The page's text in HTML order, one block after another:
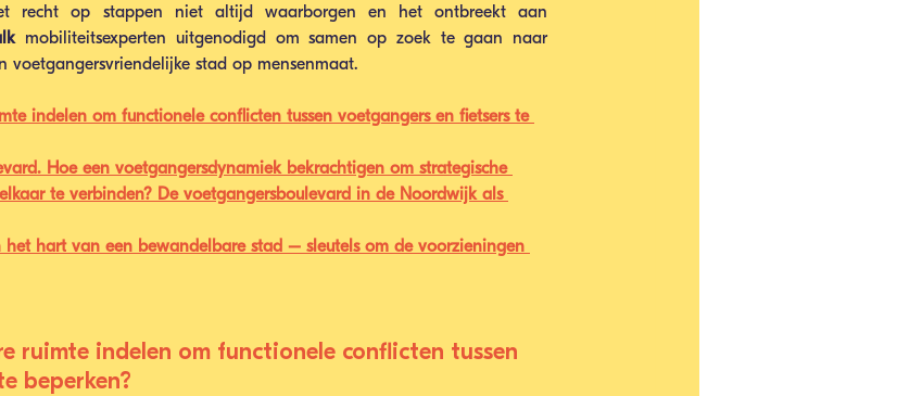
recht op stappen niet altijd waarborgen en het ontbreekt aan
mobiliteitsexperten uitgenodigd om samen op zoek te gaan naar
voetgangersvriendelijke stad op mensenmaat.
indelen om functionele conflicten tussen voetgangers en fietsers te
Hoe een voetgangersdynamiek bekrachtigen om strategische
te verbinden? De voetgangersboulevard in de Noordwijk als
het hart van een bewandelbare stad – sleutels om de voorzieningen
ruimte indelen om functionele conflicten tussen
beperken?